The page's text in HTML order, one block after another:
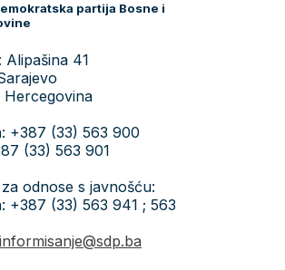
partija Bosne i
Alipašina 41
Hercegovina
+387 (33) 563 900
(33) 563 901
odnose s javnošću:
+387 (33) 563 941 ; 563
informisanje@sdp.ba